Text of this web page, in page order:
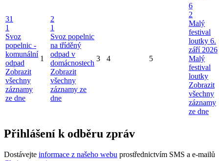
31
1
Svoz
popelnic -
komunální
odpad
Zobrazit
všechny
záznamy
ze dne
1
2
1
Svoz popelnic
na tříděný
odpad v
domácnostech
Zobrazit
všechny
záznamy ze
dne
3 4 5
6
2
Malý
festival
loutky 6.
září 2026
Malý
festival
loutky
Zobrazit
všechny
záznamy
ze dne
Přihlášení k odběru zpráv
Dostávejte informace z našeho webu prostřednictvím SMS a e-mailů